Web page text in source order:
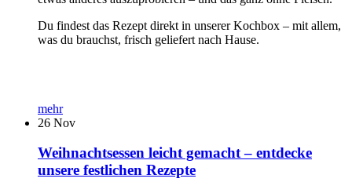
Du findest das Rezept direkt in unserer Kochbox – mit allem,
was du brauchst, frisch geliefert nach Hause.
mehr
26 Nov
Weihnachtsessen leicht gemacht – entdecke
unsere festlichen Rezepte